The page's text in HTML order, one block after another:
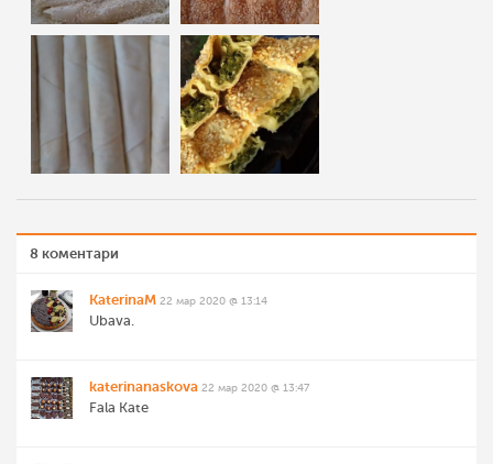
8 коментари
KaterinaM 22 мар 2020 @ 13:14
Ubava.
katerinanaskova 22 мар 2020 @ 13:47
Fala Kate